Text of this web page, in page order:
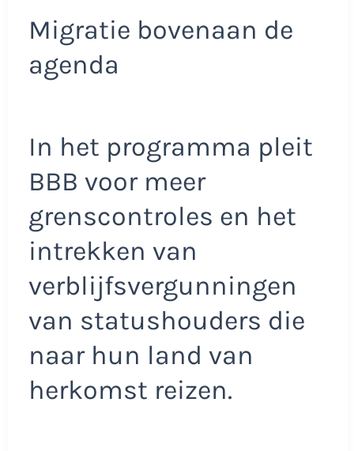
Migratie bovenaan de
agenda
In het programma pleit
BBB voor meer
grenscontroles en het
intrekken van
verblijfsvergunningen
van statushouders die
naar hun land van
herkomst reizen.